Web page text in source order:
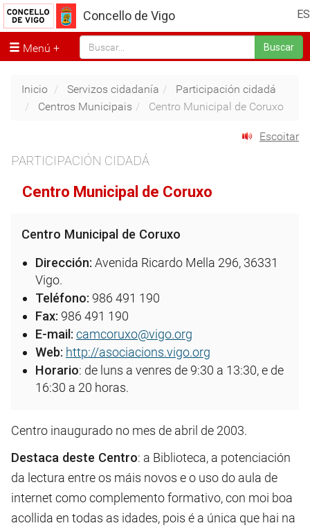
ES
Concello de Vigo
Menú Buscar
Inicio Servizos cidadanía
Participación cidadá
Centros Municipais
Centro Municipal de Coruxo
Escoitar
PARTICIPACIÓN CIDADÁ
Centro Municipal de Coruxo
Centro Municipal de Coruxo
Dirección: Avenida Ricardo Mella 296, 36331
Vigo.
Teléfono: 986 491 190
Fax: 986 491 190
E-mail: camcoruxo@vigo.org
Web: http://asociacions.vigo.org
Horario: de luns a venres de 9:30 a 13:30, e de
16:30 a 20 horas.
Centro inaugurado no mes de abril de 2003.
Destaca deste Centro: a Biblioteca, a potenciación
da lectura entre os máis novos e o uso do aula de
internet como complemento formativo, con moi boa
acollida en todas as idades, pois é a única que hai na